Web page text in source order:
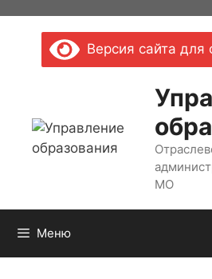
содержимомуВерсия сайта
МО
Меню